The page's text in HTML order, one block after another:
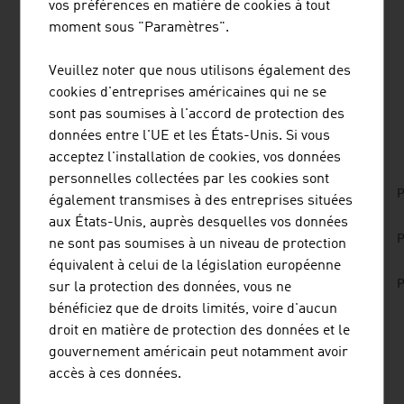
passionnants des entreprises autrichiennes du secteur
listen
downloads
TÉLÉCHARGEMENTS
No. 166, Railways, en | de
No. 159, Fresh View, Traffic Infrastructure, en |
de
No. 157, Fresh View, Smart Cities, en | de
listen
links
LIENS
vos préférences en matière de cookies à tout
moment sous "Paramètres".
Veuillez noter que nous utilisons également des
cookies d'entreprises américaines qui ne se
sont pas soumises à l'accord de protection des
données entre l'UE et les États-Unis. Si vous
acceptez l'installation de cookies, vos données
personnelles collectées par les cookies sont
également transmises à des entreprises situées
aux États-Unis, auprès desquelles vos données
ne sont pas soumises à un niveau de protection
équivalent à celui de la législation européenne
sur la protection des données, vous ne
bénéficiez que de droits limités, voire d'aucun
droit en matière de protection des données et le
gouvernement américain peut notamment avoir
accès à ces données.